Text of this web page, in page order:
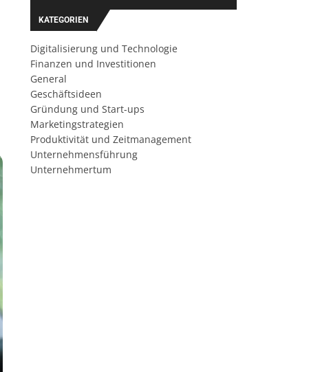
KATEGORIEN
Digitalisierung und Technologie
Finanzen und Investitionen
General
Geschäftsideen
Gründung und Start-ups
Marketingstrategien
Produktivität und Zeitmanagement
Unternehmensführung
Unternehmertum